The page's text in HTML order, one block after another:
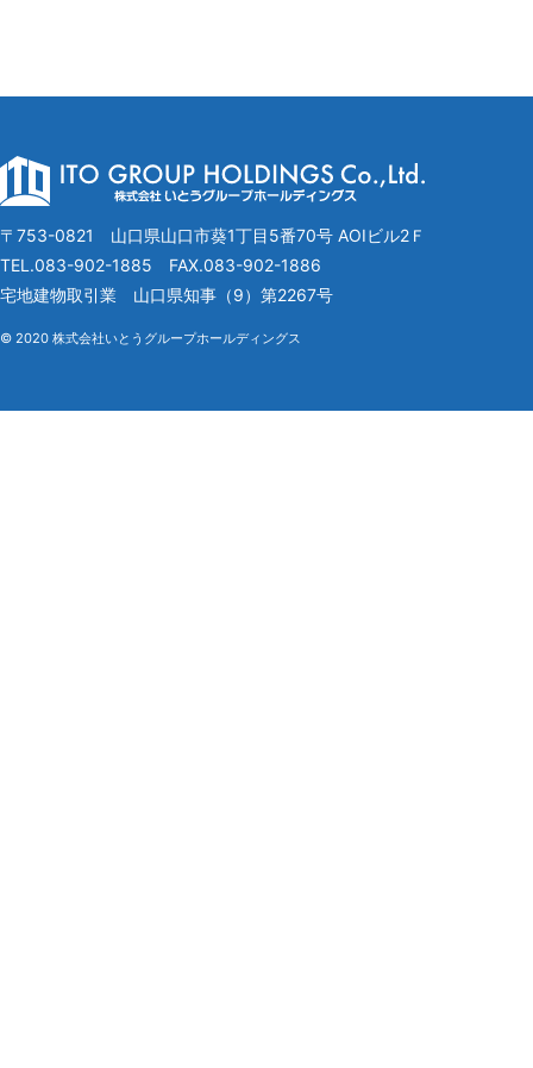
〒753-0821 山口県山口市葵1丁目5番70号 AOIビル2Ｆ
TEL.083-902-1885
FAX.083-902-1886
宅地建物取引業 山口県知事（9）第2267号
© 2020 株式会社いとうグループホールディングス